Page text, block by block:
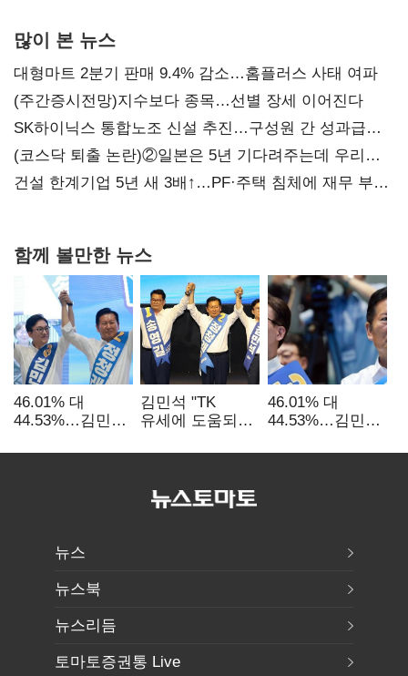
많이 본 뉴스
대형마트 2분기 판매 9.4% 감소…홈플러스 사태 여파
(주간증시전망)지수보다 종목…선별 장세 이어진다
SK하이닉스 통합노조 신설 추진…구성원 간 성과급
불만 확산
(코스닥 퇴출 논란)②일본은 5년 기다려주는데 우리는
당장 퇴출?…시간만으론 부족한 코스닥 구하기
건설 한계기업 5년 새 3배↑…PF·주택 침체에 재무 부담
함께 볼만한 뉴스
46.01% 대
44.53%…김민석·
'초박빙'(종합
김민석 "TK
유세에 도움되는
"벌써 대표된 양
46.01% 대
44.53%…김민석·
'초박빙'(종합)
뉴스
뉴스북
뉴스리듬
토마토증권통 Live